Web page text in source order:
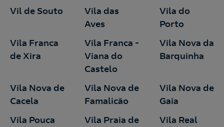
Vil de Souto
Vila das
Aves
Vila do
Porto
Vila Franca
de Xira
Vila Franca -
Viana do
Castelo
Vila Nova da
Barquinha
Vila Nova de
Cacela
Vila Nova de
Famalicão
Vila Nova de
Gaia
Vila Pouca
Vila Praia de
Vila Real